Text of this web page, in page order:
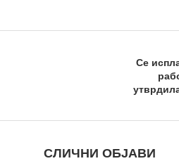
Се
СЛИЧНИ ОБЈАВИ